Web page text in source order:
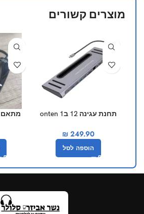
מוצרים קשורים
תחנת עגינה 12 ב1 onten
₪249.90
הוספה לסל